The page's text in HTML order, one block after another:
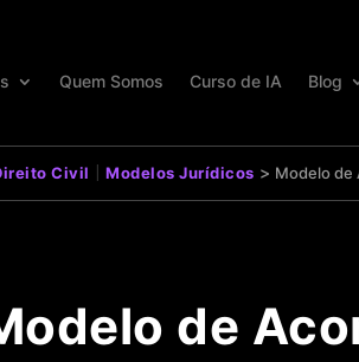
Quem Somos Curso de IA Blog
Civil | Modelos Jurídicos > Modelo de
de